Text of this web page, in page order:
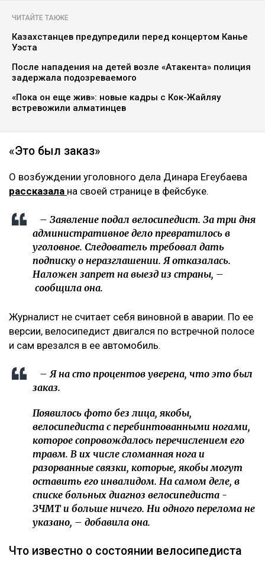
ЧИТАЙТЕ ТАКЖЕ
Казахстанцев предупредили перед концертом Канье
Уэста
После нападения на детей возле «Атакента» полиция
задержала подозреваемого
«Пока он еще жив»: новые кадры с Кок-Жайляу
встревожили алматинцев
«Это был заказ»
О возбуждении уголовного дела Динара Егеубаева
рассказала на своей странице в фейсбуке.
– Заявление подал велосипедист. За три дня
административное дело превратилось в
уголовное. Следователь требовал дать
подписку о неразглашении. Я отказалась.
Наложен запрет на выезд из страны, –
сообщила она.
Журналист не считает себя виновной в аварии. По ее
версии, велосипедист двигался по встречной полосе
и сам врезался в ее автомобиль.
– Я на сто процентов уверена, что это был
заказ.
Появилось фото без лица, якобы,
велосипедиста с перебинтованными ногами,
которое сопровождалось перечислением его
травм. В их числе сломанная нога и
разорванные связки, которые, якобы могут
оставить его инвалидом. На самом деле, в
списке больных диагноз велосипедиста -
ЗЧМТ и больше ничего. Ни одного перелома не
указано, – добавила она.
Что известно о состоянии велосипедиста